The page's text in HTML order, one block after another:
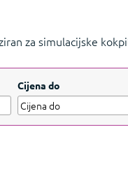
za simulacijske
Cijena do